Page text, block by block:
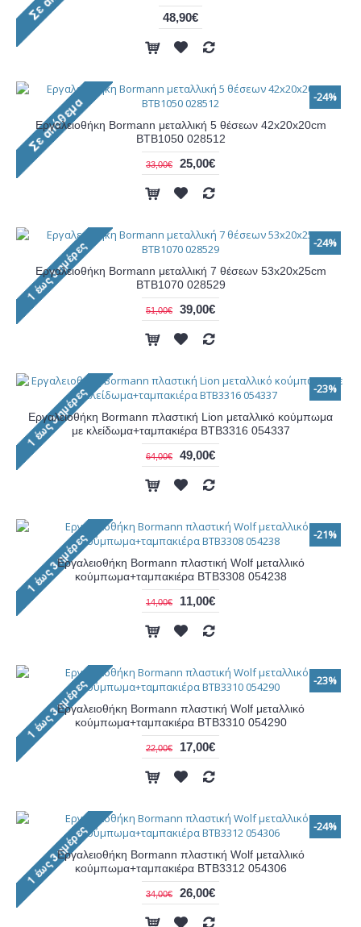
48,90€
-24%
Εργαλειοθήκη Bormann μεταλλική 5 θέσεων 42x20x20cm
ΒΤΒ1050 028512
33,00€ 25,00€
-24%
Εργαλειοθήκη Bormann μεταλλική 7 θέσεων 53x20x25cm
ΒΤΒ1070 028529
51,00€ 39,00€
-23%
Εργαλειοθήκη Bormann πλαστική Lion μεταλλικό κούμπωμα
με κλείδωμα+ταμπακιέρα ΒΤΒ3316 054337
64,00€ 49,00€
-21%
Εργαλειοθήκη Bormann πλαστική Wolf μεταλλικό
κούμπωμα+ταμπακιέρα ΒΤΒ3308 054238
14,00€ 11,00€
-23%
Εργαλειοθήκη Bormann πλαστική Wolf μεταλλικό
κούμπωμα+ταμπακιέρα ΒΤΒ3310 054290
22,00€ 17,00€
-24%
Εργαλειοθήκη Bormann πλαστική Wolf μεταλλικό
κούμπωμα+ταμπακιέρα ΒΤΒ3312 054306
34,00€ 26,00€